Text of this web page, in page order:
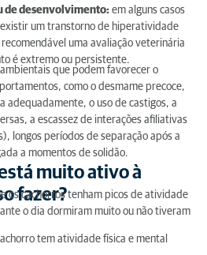
de desenvolvimento: em alguns casos
um transtorno de hiperatividade
uma avaliação veterinária
é extremo ou persistente.
que podem favorecer o
como o desmame precoce,
adequadamente, o uso de castigos, a
a escassez de interações afiliativas
longos períodos de separação após a
a momentos de solidão.
muito ativo à
fazer?
os cachorros tenham picos de atividade
o dia dormiram muito ou não tiveram
tem atividade física e mental